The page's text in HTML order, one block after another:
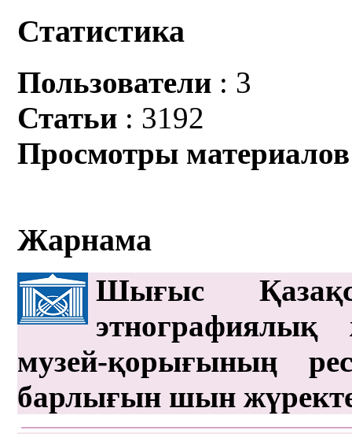
Статистика
Пользователи : 3
Статьи : 3192
Просмотры материалов
Жарнама
Шығыс
этнографиялық
музей-қорығының
барлығын шын